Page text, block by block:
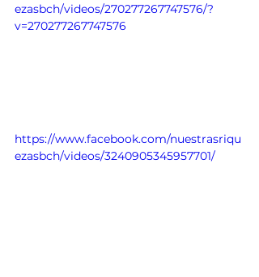
ezasbch/videos/270277267747576/?
v=270277267747576
https://www.facebook.com/nuestrasriqu
ezasbch/videos/3240905345957701/